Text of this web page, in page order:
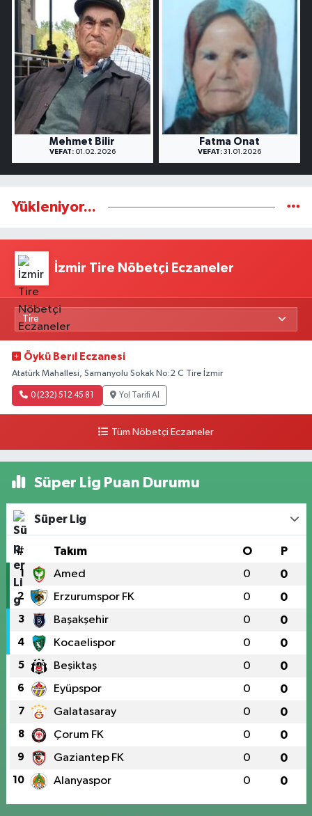
Mehmet Bilir
VEFAT:01.02.2026
Fatma Onat
VEFAT: 31.01.2026
Yükleniyor...
İzmir Tire Nöbetçi Eczaneler
Öykü Berıl Eczanesi
Atatürk Mahallesi, Samanyolu Sokak No:2 C Tire İzmir
0 (232) 512 45 81 Yol Tarifi Al
Tüm Nöbetçi Eczaneler
Süper Lig Puan Durumu
Süper Lig
# Takım O P
1 Amed 0 0
2 Erzurumspor FK 0 0
3 Başakşehir 0 0
4 Kocaelispor 0 0
5 Beşiktaş 0 0
6 Eyüpspor 0 0
7 Galatasaray 0 0
8 Çorum FK 0 0
9 Gaziantep FK 0 0
10 Alanyaspor 0 0